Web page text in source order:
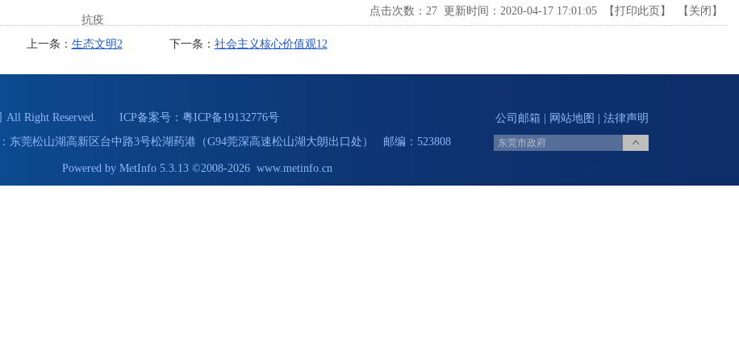
抗疫
点击次数： 27 更新时间：2020-04-17 17:01:05 【打印此页 】 【 关闭 】
上一条： 生态文明2 下一条： 社会主义核心价值观12
All Right Reserved. ICP备案号： 粤ICP备19132776号
东莞松山湖高新区台中路3号松湖药港（G94莞深高速松山湖大朗出口处） 邮编：523808
公司邮箱 网站地图 法律声明
Powered by MetInfo 5.3.13©2008-2026 www.metinfo.cn